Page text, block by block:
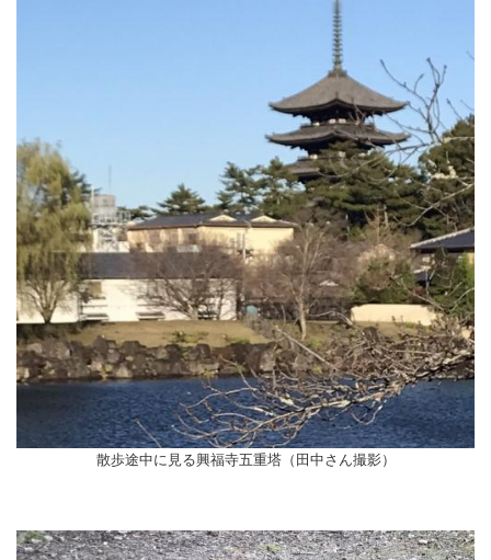
散歩途中に見る興福寺五重塔（田中さん撮影）